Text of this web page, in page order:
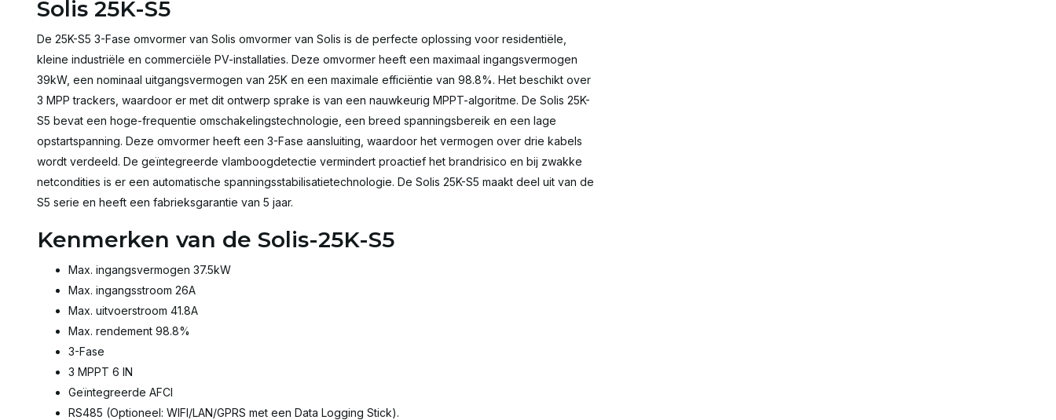
Solis 25K-S5
De 25K-S5 3-Fase omvormer van Solis omvormer van Solis is de perfecte oplossing voor residentiële,
kleine industriële en commerciële PV-installaties. Deze omvormer heeft een maximaal ingangsvermogen
39kW, een nominaal uitgangsvermogen van 25K en een maximale efficiëntie van 98.8%. Het beschikt over
3 MPP trackers, waardoor er met dit ontwerp sprake is van een nauwkeurig MPPT-algoritme. De Solis 25K-
S5 bevat een hoge-frequentie omschakelingstechnologie, een breed spanningsbereik en een lage
opstartspanning. Deze omvormer heeft een 3-Fase aansluiting, waardoor het vermogen over drie kabels
wordt verdeeld. De geïntegreerde vlamboogdetectie vermindert proactief het brandrisico en bij zwakke
netcondities is er een automatische spanningsstabilisatietechnologie. De Solis 25K-S5 maakt deel uit van de
S5 serie en heeft een fabrieksgarantie van 5 jaar.
Kenmerken van de Solis-25K-S5
Max. ingangsvermogen 37.5kW
Max. ingangsstroom 26A
Max. uitvoerstroom 41.8A
Max. rendement 98.8%
3-Fase
3 MPPT 6 IN
Geïntegreerde AFCI
RS485 (Optioneel: WIFI/LAN/GPRS met een Data Logging Stick).